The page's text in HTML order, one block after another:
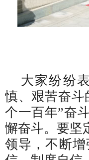
参观老
大家纷纷
慎、艰苦奋斗
个一百年”奋
懈奋斗。要坚
领导，不断